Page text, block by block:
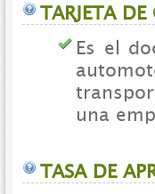
TARJETA DE
Es el
una
TASA DE